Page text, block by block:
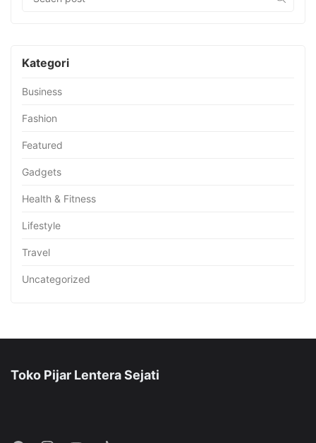
Kategori
Business
Fashion
Featured
Gadgets
Health & Fitness
Lifestyle
Travel
Uncategorized
Toko Pijar Lentera Sejati